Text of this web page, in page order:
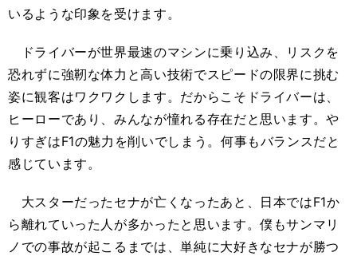
いるような印象を受けます。
ドライバーが世界最速のマシンに乗り込み、リスクを
恐れずに強靭な体力と高い技術でスピードの限界に挑む
姿に観客はワクワクします。だからこそドライバーは、
ヒーローであり、みんなが憧れる存在だと思います。や
りすぎはF1の魅力を削いでしまう。何事もバランスだと
感じています。
大スターだったセナが亡くなったあと、日本ではF1か
ら離れていった人が多かったと思います。僕もサンマリ
ノでの事故が起こるまでは、単純に大好きなセナが勝つ